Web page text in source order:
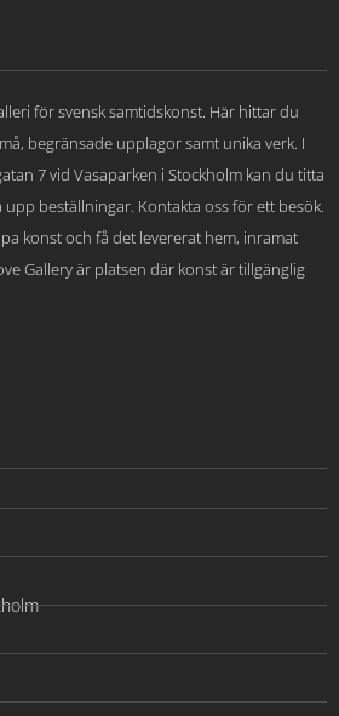
för svensk samtidskonst. Här hittar du
begränsade upplagor samt unika verk. I
7 vid Vasaparken i Stockholm kan du titta
upp beställningar. Kontakta oss för ett besök.
konst och få det levererat hem, inramat
Gallery är platsen där konst är tillgänglig